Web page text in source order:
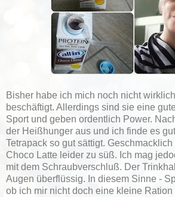
Bisher habe ich mich noch nicht
beschäftigt. Allerdings sind sie eine
Sport und geben ordentlich Power.
der Heißhunger aus und ich finde es
Tetrapack so gut sättigt.
Choco Latte leider zu süß. Ich mag
mit dem Schraubverschluß. Der
Augen überflüssig. In diesem Sinne -
ob ich mir nicht doch eine kleine